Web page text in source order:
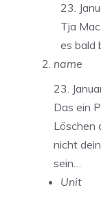
23.
Tja
es bald
name
23.
Das ein
Löschen
nicht
sein…
Unit